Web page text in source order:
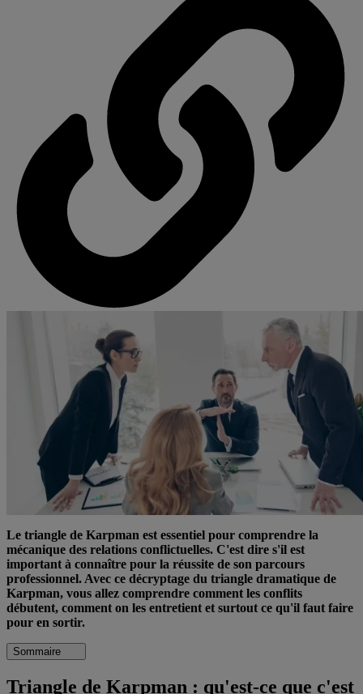
Le triangle de Karpman est essentiel pour comprendre la
mécanique des relations conflictuelles. C'est dire s'il est
important à connaître pour la réussite de son parcours
professionnel. Avec ce décryptage du triangle dramatique de
Karpman, vous allez comprendre comment les conflits
débutent, comment on les entretient et surtout ce qu'il faut faire
pour en sortir.
Sommaire
Triangle de Karpman : qu'est-ce que c'est